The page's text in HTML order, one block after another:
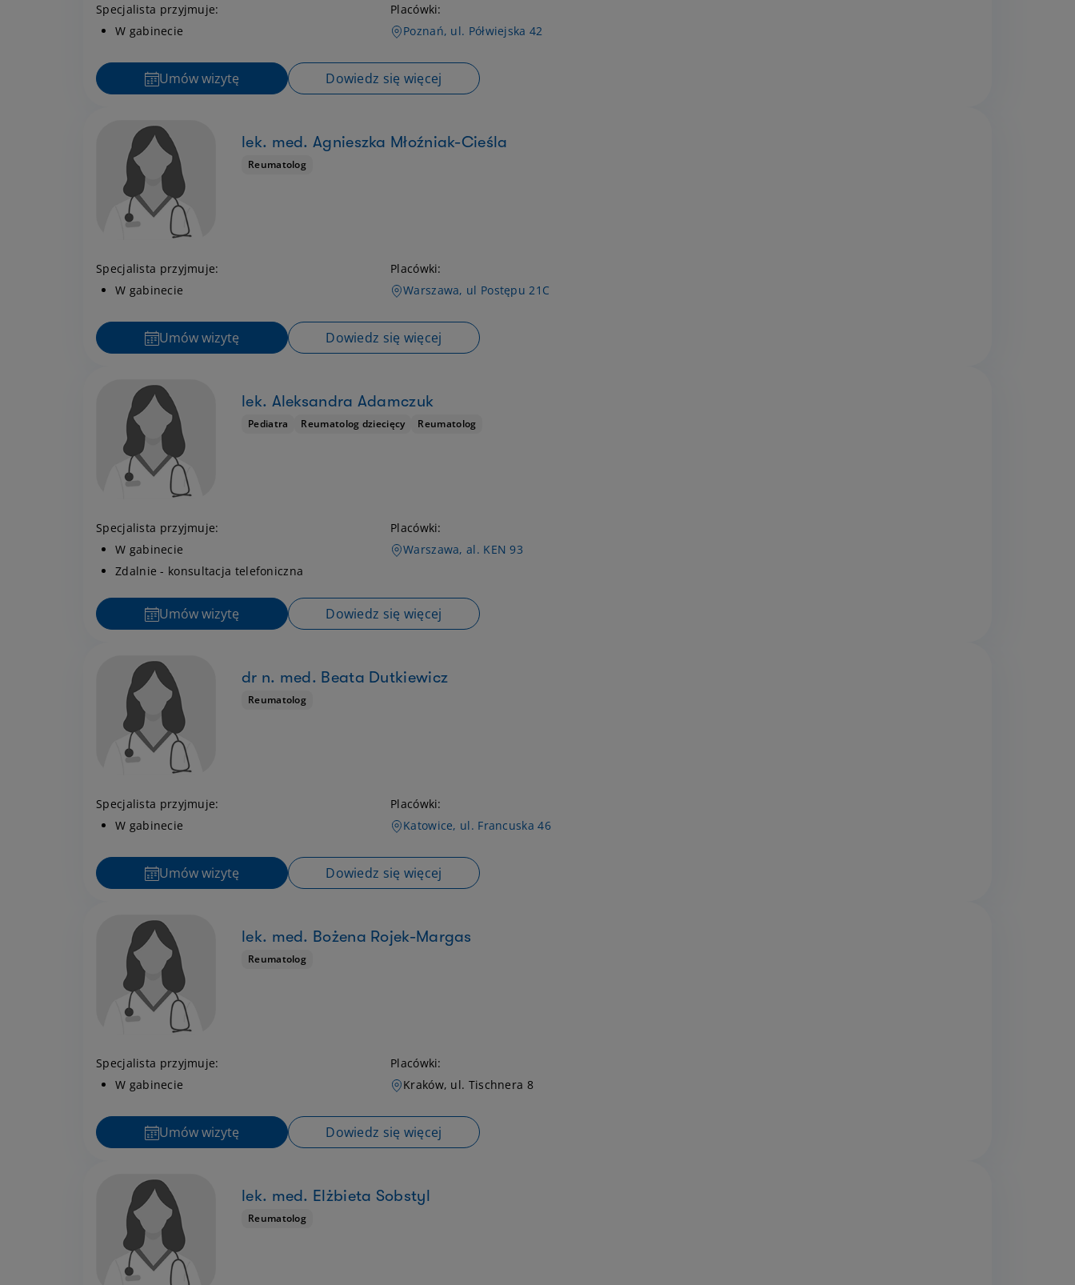
Specjalista przyjmuje:
W gabinecie
Placówki:
Poznań, ul. Półwiejska 42
Umów wizytę Dowiedz się więcej
lek. med. Agnieszka Młoźniak-Cieśla
Reumatolog
Specjalista przyjmuje:
W gabinecie
Placówki:
Warszawa, ul Postępu 21C
Umów wizytę Dowiedz się więcej
lek. Aleksandra Adamczuk
Pediatra Reumatolog dziecięcy Reumatolog
Specjalista przyjmuje:
W gabinecie
Zdalnie - konsultacja telefoniczna
Placówki:
Warszawa, al. KEN 93
Umów wizytę Dowiedz się więcej
dr n. med. Beata Dutkiewicz
Reumatolog
Specjalista przyjmuje:
W gabinecie
Placówki:
Katowice, ul. Francuska 46
Umów wizytę Dowiedz się więcej
lek. med. Bożena Rojek-Margas
Reumatolog
Specjalista przyjmuje:
W gabinecie
Placówki:
Kraków, ul. Tischnera 8
Umów wizytę Dowiedz się więcej
lek. med. Elżbieta Sobstyl
Reumatolog